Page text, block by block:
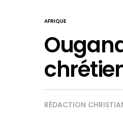
AFRIQUE
RÉDACTION